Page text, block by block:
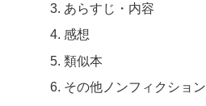
あらすじ・内容
感想
類似本
その他ノンフィクション